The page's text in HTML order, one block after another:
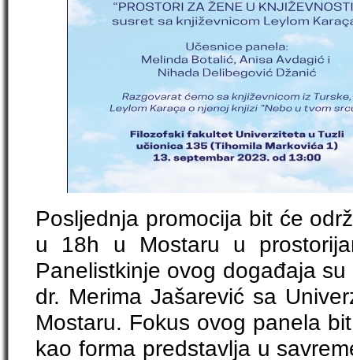
Posljednja promocija bit će
u 18h u Mostaru u
Panelistkinje ovog događaja
dr. Merima Jašarević sa
Mostaru. Fokus ovog panela
kao forma predstavlja u